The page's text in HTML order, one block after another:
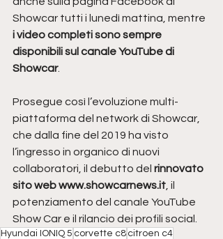
Showcar tutti i lunedì mattina, mentre
i video completi sono sempre
disponibili sul canale YouTube di
Showcar.
Prosegue così l’evoluzione multi-
piattaforma del network di Showcar,
che dalla fine del 2019 ha visto
l’ingresso in organico di nuovi
collaboratori, il debutto del rinnovato
sito web www.showcarnews.it , il
potenziamento del canale YouTube
Show Car e il rilancio dei profili social.
Hyundai IONIQ 5 corvette c8 citroen c4